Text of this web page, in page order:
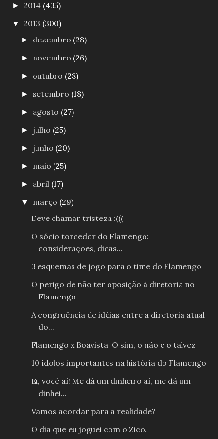
► 2014 (435)
▼ 2013 (300)
► dezembro (28)
► novembro (26)
► outubro (28)
► setembro (18)
► agosto (27)
► julho (25)
► junho (20)
► maio (25)
► abril (17)
▼ março (29)
Deve chamar tristeza :(((
O sócio torcedor do Flamengo:
considerações, dicas...
3 esquemas de jogo para o time do Flamengo
O perigo de não ter oposição à diretoria no
Flamengo
A congruência de idéias entre a diretoria atual
do...
Flamengo x Boavista: O sim, o não e o talvez
10 ídolos importantes na história do Flamengo
Ei, você aí! Me dá um dinheiro aí, me dá um
dinhei...
Vamos acordar para a realidade?
O dia que eu joguei com o Zico.